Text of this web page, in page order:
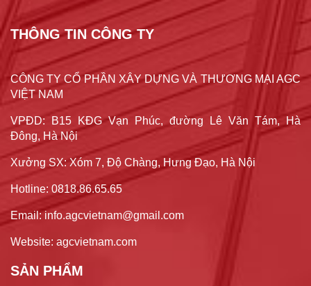
THÔNG TIN CÔNG TY
CÔNG TY CỔ PHẦN XÂY DỰNG VÀ THƯƠNG MẠI AGC
VIỆT NAM
VPĐD: B15 KĐG Vạn Phúc, đường Lê Văn Tám, Hà
Đông, Hà Nội
Xưởng SX: Xóm 7, Độ Chàng, Hưng Đạo, Hà Nội
Hotline: 0818.86.65.65
Email: info.agcvietnam@gmail.com
Website: agcvietnam.com
SẢN PHẨM